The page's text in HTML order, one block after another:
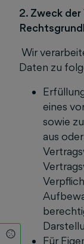
2. Zweck
Wir
Daten zu
eines
sowie
aus
Für
Cookie